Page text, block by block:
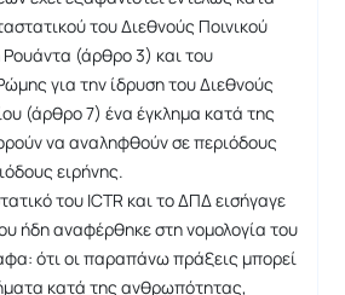
του Διεθνούς Ποινικού
Ρουάντα (άρθρο 3) και του
για την ίδρυση του Διεθνούς
(άρθρο 7) ένα έγκλημα κατά της
να αναληφθούν σε περιόδους
ειρήνης.
του ICTR και το ΔΠΔ εισήγαγε
ήδη αναφέρθηκε στη νομολογία του
ότι οι παραπάνω πράξεις μπορεί
κατά της ανθρωπότητας,